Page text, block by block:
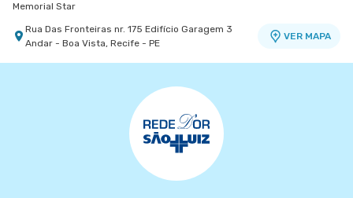
Memorial Star
Rua Das Fronteiras nr. 175 Edifício Garagem 3
Andar - Boa Vista, Recife - PE
VER MAPA